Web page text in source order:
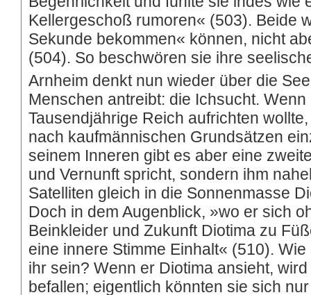
Kellergeschoß rumoren« (503). Beide
Sekunde bekommen« können, nicht
(504). So beschwören sie ihre
Arnheim denkt nun wieder über die
Menschen antreibt: die Ichsucht.
Tausendjährige Reich aufrichten
nach kaufmännischen Grundsätzen
seinem Inneren gibt es aber eine
und Vernunft spricht, sondern ihm
Satelliten gleich in die Sonnenmasse
Doch in dem Augenblick, »wo er sich
Beinkleider und Zukunft Diotima zu
eine innere Stimme Einhalt« (510).
ihr sein? Wenn er Diotima ansieht,
befallen; eigentlich könnten sie sich